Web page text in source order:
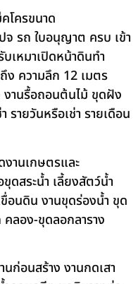
โครขนาด
จ รถ ใบอนุญาต ครบ เข้า
เหมาเปิดหน้าดินทำ
ง ความลึก 12 เมตร
านรื้อถอนต้นไม้ ขุดฝัง
รายวันหรือเช่า รายเดือน
งานเกษตรและ
ดสระน้ำ เลี้ยงสัตว์น้ำ
อนดิน งานขุดร่องน้ำ ขุด
ลอง-ขุดลอกลาราง
ก่อนสร้าง งานกดเสา